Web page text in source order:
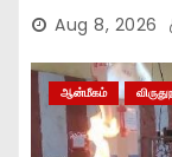
Aug 8, 2026
ஆன்மீகம்